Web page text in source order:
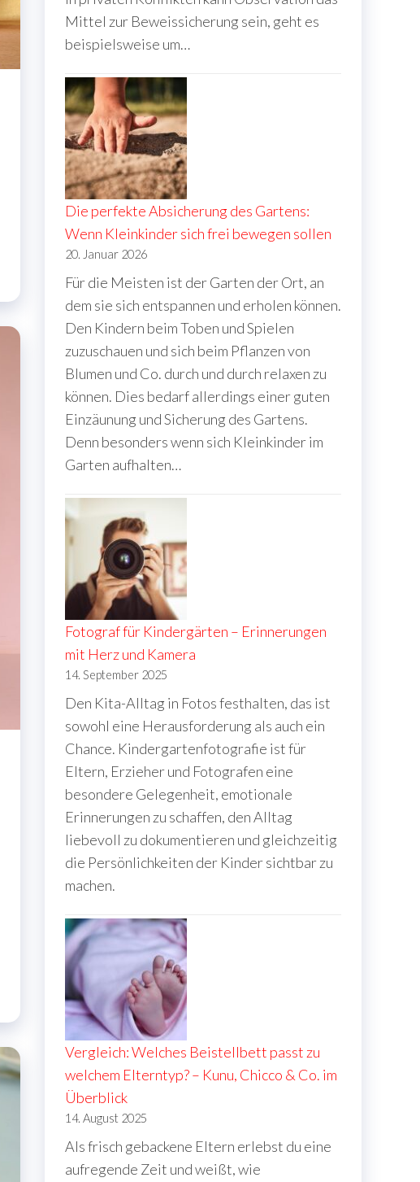
Mittel zur Beweissicherung sein, geht es
beispielsweise um…
Die perfekte Absicherung des Gartens:
Wenn Kleinkinder sich frei bewegen sollen
20. Januar 2026
Für die Meisten ist der Garten der Ort, an
dem sie sich entspannen und erholen können.
Den Kindern beim Toben und Spielen
zuzuschauen und sich beim Pflanzen von
Blumen und Co. durch und durch relaxen zu
können. Dies bedarf allerdings einer guten
Einzäunung und Sicherung des Gartens.
Denn besonders wenn sich Kleinkinder im
Garten aufhalten…
Fotograf für Kindergärten – Erinnerungen
mit Herz und Kamera
14. September 2025
Den Kita-Alltag in Fotos festhalten, das ist
sowohl eine Herausforderung als auch ein
Chance. Kindergartenfotografie ist für
Eltern, Erzieher und Fotografen eine
besondere Gelegenheit, emotionale
Erinnerungen zu schaffen, den Alltag
liebevoll zu dokumentieren und gleichzeitig
die Persönlichkeiten der Kinder sichtbar zu
machen.
Vergleich: Welches Beistellbett passt zu
welchem Elterntyp? – Kunu, Chicco & Co. im
Überblick
14. August 2025
Als frisch gebackene Eltern erlebst du eine
aufregende Zeit und weißt, wie